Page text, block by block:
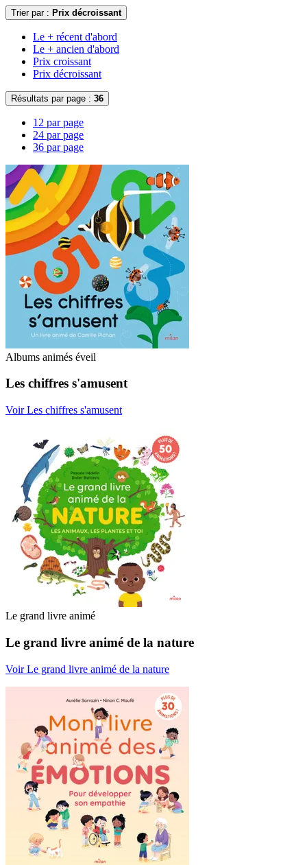
Trier par : Prix décroissant
Le + récent d'abord
Le + ancien d'abord
Prix croissant
Prix décroissant
Résultats par page : 36
12 par page
24 par page
36 par page
Albums animés éveil
Les chiffres s'amusent
Voir Les chiffres s'amusent
Le grand livre animé
Le grand livre animé de la nature
Voir Le grand livre animé de la nature